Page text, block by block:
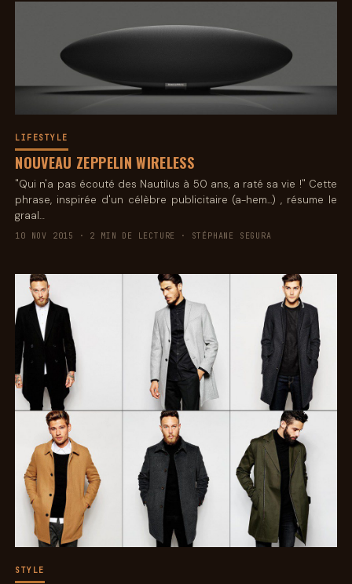
LIFESTYLE
NOUVEAU ZEPPELIN WIRELESS
"Qui n'a pas écouté des Nautilus à 50 ans, a raté sa vie !" Cette
phrase, inspirée d'un célèbre publicitaire (a-hem...) , résume le
graal…
10 NOV 2015 · 2 MIN DE LECTURE · STÉPHANE SEGURA
STYLE